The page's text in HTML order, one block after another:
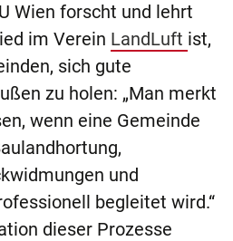
Wien forscht und lehrt
im Verein LandLuft ist,
sich gute
zu holen: „Man merkt
wenn eine Gemeinde
und
begleitet wird.“
dieser Prozesse